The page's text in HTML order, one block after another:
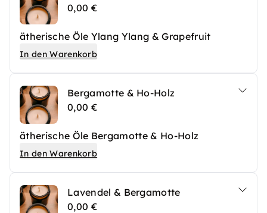
0,00 €
ätherische Öle Ylang Ylang & Grapefruit
In den Warenkorb
Bergamotte & Ho-Holz
0,00 €
ätherische Öle Bergamotte & Ho-Holz
In den Warenkorb
Lavendel & Bergamotte
0,00 €